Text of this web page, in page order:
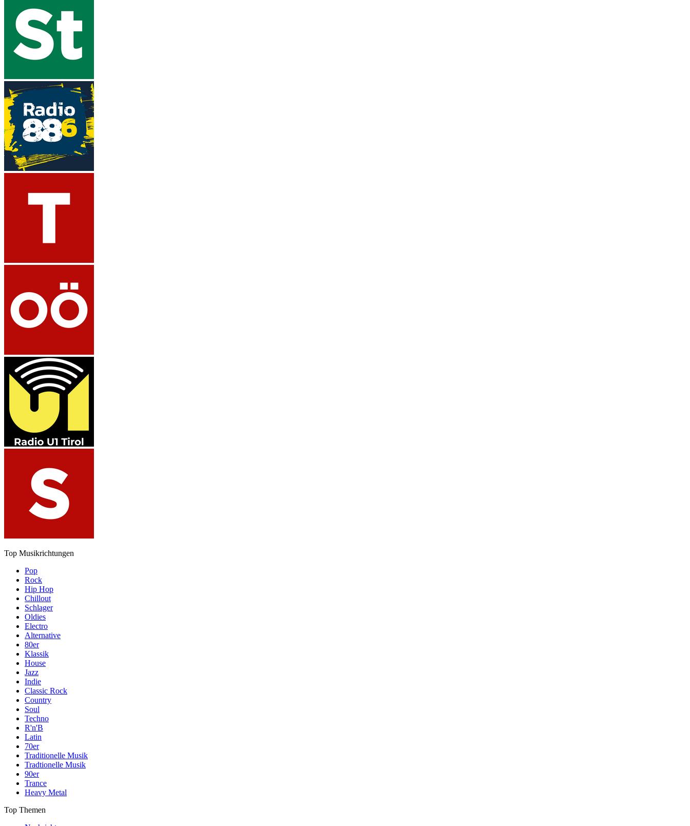
Top Musikrichtungen
Pop
Rock
Hip Hop
Chillout
Schlager
Oldies
Electro
Alternative
80er
Klassik
House
Jazz
Indie
Classic Rock
Country
Soul
Techno
R'n'B
Latin
70er
Traditionelle Musik
Tradtionelle Musik
90er
Trance
Heavy Metal
Top Themen